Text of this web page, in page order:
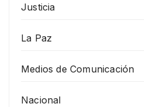
Justicia
La Paz
Medios de Comunicación
Nacional